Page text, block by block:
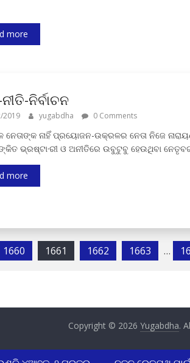
more
ନିର୍ବାଚନ
2019 yugabdha 0 Comments
ନେତାଙ୍କ ନାହିଁ ପ୍ରୟୋଜନ-ଉକ୍ରଳର ନେତା ନିଜେ
ଭ୍ରଷ୍ଟା·ରୀ ଓ ଅନୀତିରେ ଉବୁଟୁବୁ ହେଉଥିବା
more
1660 1661 1662 1663 …
Copyright © 2026 Yugabdha.